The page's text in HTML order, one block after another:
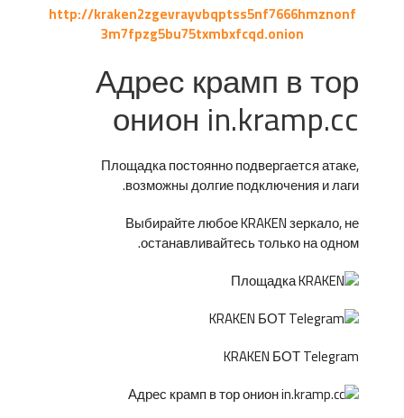
http://kraken2zgevrayvbqptss5nf7666hmznonf
3m7fpzg5bu75txmbxfcqd.onion
Адрес крамп в тор
онион in.kramp.cc
Площадка постоянно подвергается атаке,
возможны долгие подключения и лаги.
Выбирайте любое KRAKEN зеркало, не
останавливайтесь только на одном.
KRAKEN БОТ Telegram